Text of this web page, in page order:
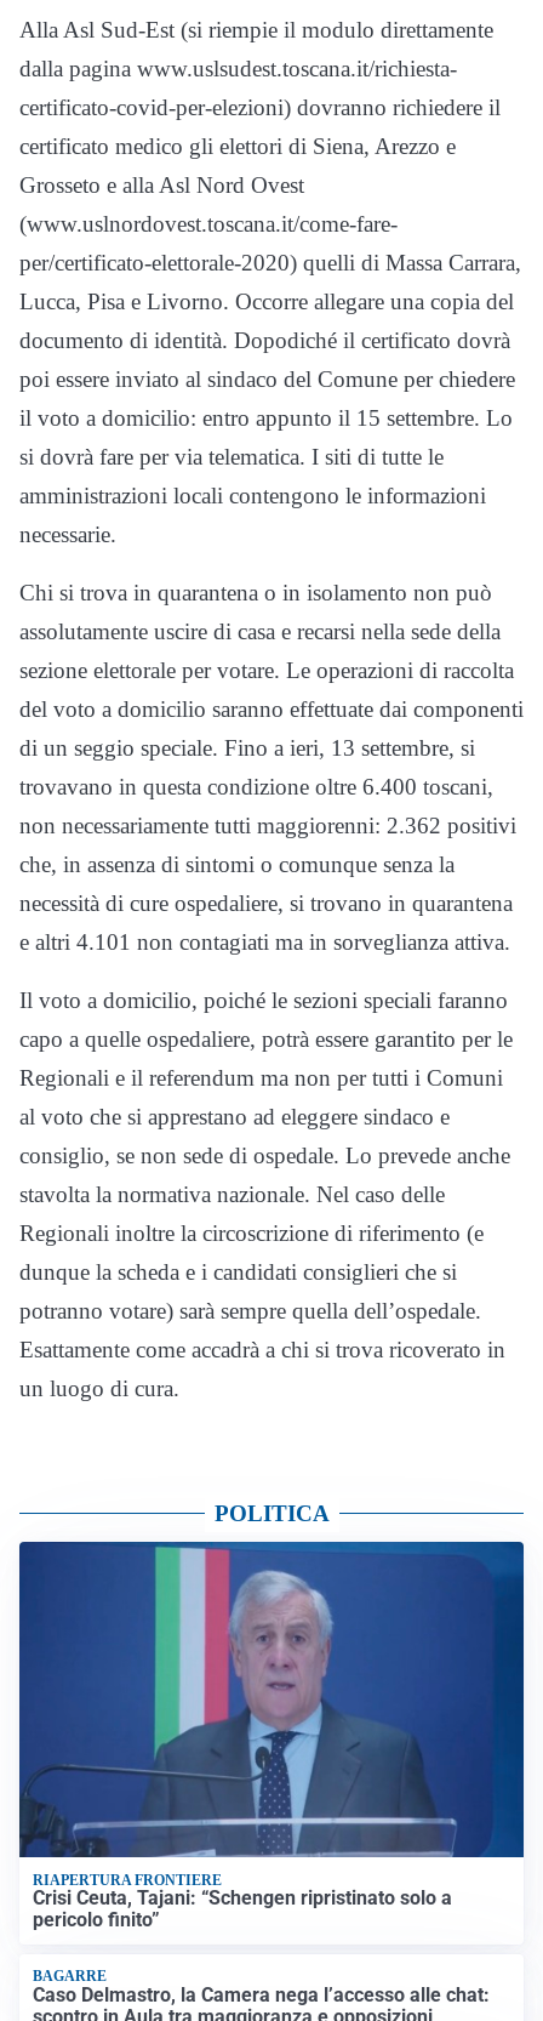
Alla Asl Sud-Est (si riempie il modulo direttamente
dalla pagina www.uslsudest.toscana.it/richiesta-
certificato-covid-per-elezioni) dovranno richiedere il
certificato medico gli elettori di Siena, Arezzo e
Grosseto e alla Asl Nord Ovest
(www.uslnordovest.toscana.it/come-fare-
per/certificato-elettorale-2020) quelli di Massa Carrara,
Lucca, Pisa e Livorno. Occorre allegare una copia del
documento di identità. Dopodiché il certificato dovrà
poi essere inviato al sindaco del Comune per chiedere
il voto a domicilio: entro appunto il 15 settembre. Lo
si dovrà fare per via telematica. I siti di tutte le
amministrazioni locali contengono le informazioni
necessarie.
Chi si trova in quarantena o in isolamento non può
assolutamente uscire di casa e recarsi nella sede della
sezione elettorale per votare. Le operazioni di raccolta
del voto a domicilio saranno effettuate dai componenti
di un seggio speciale. Fino a ieri, 13 settembre, si
trovavano in questa condizione oltre 6.400 toscani,
non necessariamente tutti maggiorenni: 2.362 positivi
che, in assenza di sintomi o comunque senza la
necessità di cure ospedaliere, si trovano in quarantena
e altri 4.101 non contagiati ma in sorveglianza attiva.
Il voto a domicilio, poiché le sezioni speciali faranno
capo a quelle ospedaliere, potrà essere garantito per le
Regionali e il referendum ma non per tutti i Comuni
al voto che si apprestano ad eleggere sindaco e
consiglio, se non sede di ospedale. Lo prevede anche
stavolta la normativa nazionale. Nel caso delle
Regionali inoltre la circoscrizione di riferimento (e
dunque la scheda e i candidati consiglieri che si
potranno votare) sarà sempre quella dell’ospedale.
Esattamente come accadrà a chi si trova ricoverato in
un luogo di cura.
POLITICA
RIAPERTURA FRONTIERE
Crisi Ceuta, Tajani: “Schengen ripristinato solo a
pericolo finito”
BAGARRE
Caso Delmastro, la Camera nega l’accesso alle chat:
scontro in Aula tra maggioranza e opposizioni